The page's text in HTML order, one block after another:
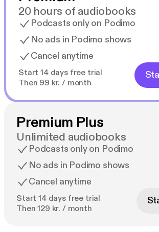
20 hours of audiobooks
Podcasts only on Podimo
No ads in Podimo shows
Cancel anytime
Start 14 days free trial
Then 99 kr. / month
Premium Plus
Unlimited audiobooks
Podcasts only on Podimo
No ads in Podimo shows
Cancel anytime
Start 14 days free trial
Then 129 kr. / month